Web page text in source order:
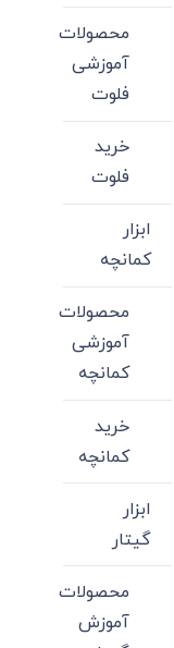
محصولات
آموزشی
فلوت
خرید
فلوت
ابزار
کمانچه
محصولات
آموزشی
کمانچه
خرید
کمانچه
ابزار
گیتار
محصولات
آموزش